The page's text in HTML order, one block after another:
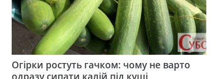
Огірки ростуть гачком: чому не варто